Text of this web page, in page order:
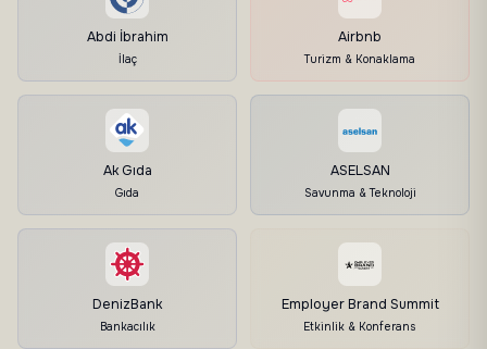
Abdi İbrahim
İlaç
Airbnb
Turizm & Konaklama
Ak Gıda
Gıda
ASELSAN
Savunma & Teknoloji
DenizBank
Bankacılık
Employer Brand Summit
Etkinlik & Konferans